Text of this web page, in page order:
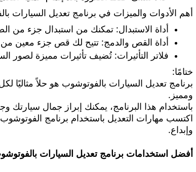
أهم الأدوات والميزات في برنامج تعديل السيارات
أداة الاستبدال: تمكنك من استبدال جزء من
أداة القص والدمج: تتيح لك قص جزء معين
فلاتر التأثيرات: تُضيف تأثيرات مميزة لصور
ختامًا:
برنامج تعديل السيارات بالفوتوشوب هو حلاً
ومميز.
باستخدام هذا البرنامج، يمكنك إبراز جمال سيارتك
اكتسب مهارات التعديل باستخدام برنامج
وإبداع.
أفضل استخدامات برنامج تعديل السيارات بالفوتوشوب